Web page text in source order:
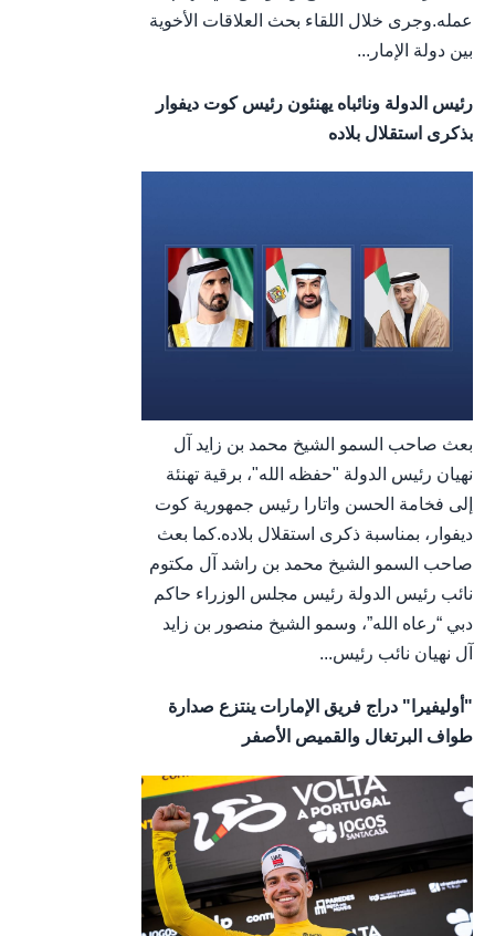
عمله.وجرى خلال اللقاء بحث العلاقات الأخوية
بين دولة الإمار...
رئيس الدولة ونائباه يهنئون رئيس كوت ديفوار
بذكرى استقلال بلاده
بعث صاحب السمو الشيخ محمد بن زايد آل
نهيان رئيس الدولة "حفظه الله"، برقية تهنئة
إلى فخامة الحسن واتارا رئيس جمهورية كوت
ديفوار، بمناسبة ذكرى استقلال بلاده.كما بعث
صاحب السمو الشيخ محمد بن راشد آل مكتوم
نائب رئيس الدولة رئيس مجلس الوزراء حاكم
دبي “رعاه الله”، وسمو الشيخ منصور بن زايد
آل نهيان نائب رئيس...
"أوليفيرا" دراج فريق الإمارات ينتزع صدارة
طواف البرتغال والقميص الأصفر